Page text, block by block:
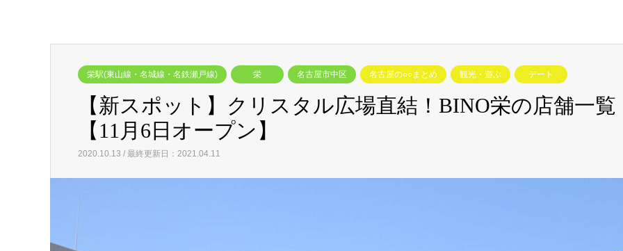
栄駅(東山線・名城線・名鉄瀬戸線) 栄 名古屋市中区 名古屋の○○まとめ 観光・遊ぶ デート
【新スポット】クリスタル広場直結！BINO栄の店舗一覧
【11月6日オープン】
2020.10.13 / 最終更新日：2021.04.11